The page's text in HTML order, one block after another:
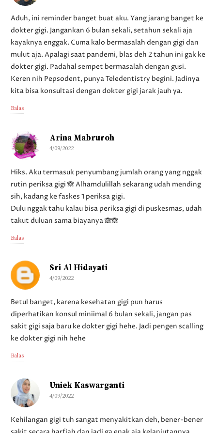
Aduh, ini reminder banget buat aku. Yang jarang banget ke
dokter gigi. Jangankan 6 bulan sekali, setahun sekali aja
kayaknya enggak. Cuma kalo bermasalah dengan gigi dan
mulut aja. Apalagi saat pandemi, blas deh 2 tahun ini gak ke
dokter gigi. Padahal sempet bermasalah dengan gusi.
Keren nih Pepsodent, punya Teledentistry begini. Jadinya
kita bisa konsultasi dengan dokter gigi jarak jauh ya.
Balas
Arina Mabruroh
4/09/2022
Hiks. Aku termasuk penyumbang jumlah orang yang nggak
rutin periksa gigi 🙈 Alhamdulillah sekarang udah mending
sih, kadang ke faskes 1 periksa gigi.
Dulu nggak tahu kalau bisa periksa gigi di puskesmas, udah
takut duluan sama biayanya 🙈🙈
Balas
Sri Al Hidayati
4/09/2022
Betul banget, karena kesehatan gigi pun harus
diperhatikan konsul miniimal 6 bulan sekali, jangan pas
sakit gigi saja baru ke dokter gigi hehe. Jadi pengen scalling
ke dokter gigi nih hehe
Balas
Uniek Kaswarganti
4/09/2022
Kehilangan gigi tuh sangat menyakitkan deh, bener-bener